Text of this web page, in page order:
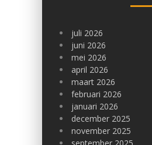
juli 2026
juni 2026
mei 2026
april 2026
maart 2026
februari 2026
januari 2026
december 2025
november 2025